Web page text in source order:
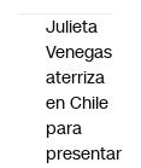
Julieta
Venegas
aterriza
en Chile
para
presentar